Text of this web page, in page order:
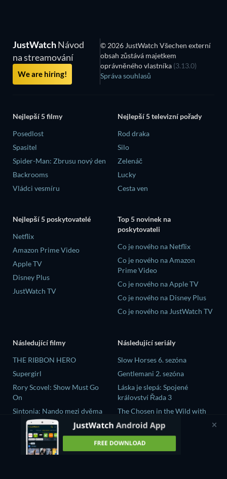
JustWatchNávod
na streamování
We are hiring!
© 2026 JustWatch Všechen externí
obsah zůstává majetkem
oprávněného vlastníka (3.13.0)
Správa souhlasů
Nejlepší 5 filmy
Posedlost
Spasitel
Spider-Man: Zbrusu nový den
Backrooms
Vládci vesmíru
Nejlepší 5 televizní pořady
Rod draka
Silo
Zelenáč
Lucky
Cesta ven
Nejlepší 5 poskytovatelé
Netflix
Amazon Prime Video
Apple TV
Disney Plus
JustWatch TV
Top 5 novinek na
poskytovateli
Co je nového na Netflix
Co je nového na Amazon
Prime Video
Co je nového na Apple TV
Co je nového na Disney Plus
Co je nového na JustWatch TV
Následující filmy
THE RIBBON HERO
Supergirl
Rory Scovel: Show Must Go
On
Sintonia: Nando mezi dvěma
světy
The Crystal Planet
Následující seriály
Slow Horses 6. sezóna
Gentlemani 2. sezóna
Láska je slepá: Spojené
království Řada 3
The Chosen in the Wild with
Bear Grylls 1. sezóna
大空港～GATE24～ Řada 1